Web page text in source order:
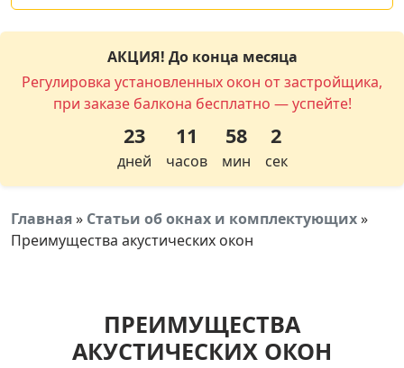
АКЦИЯ! До конца месяца
Регулировка установленных окон от застройщика,
при заказе балкона бесплатно — успейте!
23
дней
11
часов
58
мин
1
сек
Главная» Статьи об окнах и комплектующих»
Преимущества акустических окон
ПРЕИМУЩЕСТВА
АКУСТИЧЕСКИХ ОКОН